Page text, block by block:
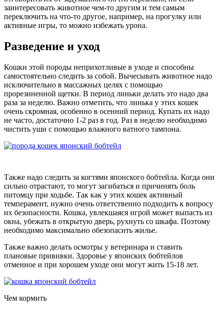
заинтересовать животное чем-то другим и тем самым
переключить на что-то другое, например, на прогулку или
активные игры, то можно избежать урона.
Разведение и уход
Кошки этой породы неприхотливые в уходе и способны
самостоятельно следить за собой. Вычесывать животное надо
исключительно в массажных целях с помощью
прорезиненной щетки. В период линьки делать это надо два
раза за неделю. Важно отметить, что линька у этих кошек
очень скромная, особенно в осенний период. Купать их надо
не часто, достаточно 1-2 раз в год. Раз в неделю необходимо
чистить уши с помощью влажного ватного тампона.
Также надо следить за когтями японского бобтейла. Когда они
сильно отрастают, то могут загибаться и причинять боль
питомцу при ходьбе. Так как у этих кошек активный
темперамент, нужно очень ответственно подходить к вопросу
их безопасности. Кошка, увлекшаяся игрой может выпасть из
окна, убежать в открытую дверь, рухнуть со шкафа. Поэтому
необходимо максимально обезопасить жилье.
Также важно делать осмотры у ветеринара и ставить
плановые прививки. Здоровье у японских бобтейлов
отменное и при хорошем уходе они могут жить 15-18 лет.
Чем кормить